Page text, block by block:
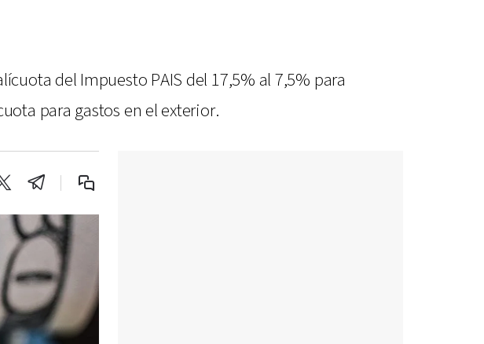
del Impuesto PAIS del 17,5% al 7,5% para
para gastos en el exterior.